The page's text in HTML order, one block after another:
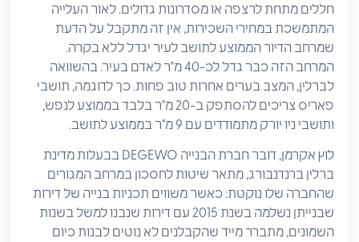
חללים מתחת לרצפה או מסדרונות גדולים. לאור העלייה
המתמשכת במחירי השכירות, אין זה מתקבל על הדעת
שמרחב הדיור הממוצע לתושב לעיר יגדל ללא בקרה.
המרחב הזה כבר גדל לכ-40 מ"ר לאדם בעיר. בהשוואה
לברלין, המצב בערים אחרות טוב פחות. כך לדוגמה, תושבי
פאריס צריכים להסתפק ב-20 מ"ר בלבד בממוצע לנפש,
ותושבי ניו יורק מתמודדים עם 9 מ"ר בממוצע לתושב.
לוץ אקרמן, דובר חברת הבנייה DEGEWO בבעלות מדינת
ברלין ברנדנבורג, מתאר שיטות לחסכון במרחב המגורים
שהחברה שלו נוקטת: כאשר משווים תכניות בנייה של דירות
שבנייתן נשלמה בשנת 2015 עם דירות שנבנו למשל בשנות
השמונים, מתברר מייד שהקבלנים לא נוטים לבנות כיום